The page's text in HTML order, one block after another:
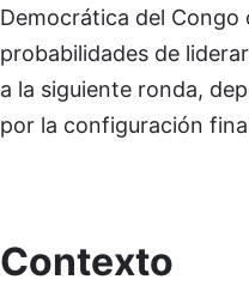
Democrática del
probabilidades de
a la siguiente ronda,
por la configuración
Contexto